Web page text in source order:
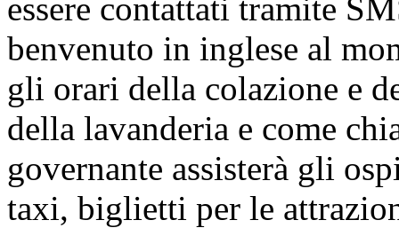
essere contattati tramite
benvenuto in inglese al
gli orari della colazione e
della lavanderia e come
governante assisterà gli
taxi, biglietti per le